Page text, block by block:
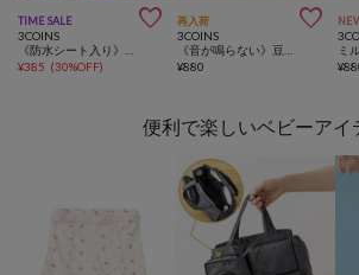
TIME SALE 
3COINS
¥385 (30%OFF)
再入荷 
3COINS
¥880
¥
便利で楽しいベビーアイ